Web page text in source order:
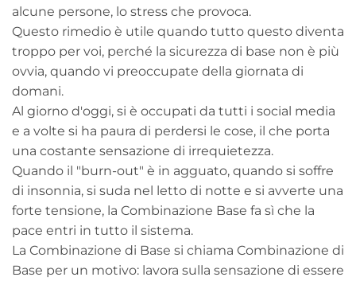
alcune persone, lo stress che provoca.
Questo rimedio è utile quando tutto questo diventa
troppo per voi, perché la sicurezza di base non è più
ovvia, quando vi preoccupate della giornata di
domani.
Al giorno d'oggi, si è occupati da tutti i social media
e a volte si ha paura di perdersi le cose, il che porta
una costante sensazione di irrequietezza.
Quando il "burn-out" è in agguato, quando si soffre
di insonnia, si suda nel letto di notte e si avverte una
forte tensione, la Combinazione Base fa sì che la
pace entri in tutto il sistema.
La Combinazione di Base si chiama Combinazione di
Base per un motivo: lavora sulla sensazione di essere